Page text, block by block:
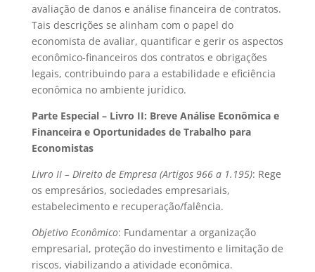
avaliação de danos e análise financeira de contratos.
Tais descrições se alinham com o papel do
economista de avaliar, quantificar e gerir os aspectos
econômico-financeiros dos contratos e obrigações
legais, contribuindo para a estabilidade e eficiência
econômica no ambiente jurídico.
Parte Especial – Livro II: Breve Análise Econômica e
Financeira e Oportunidades de Trabalho para
Economistas
Livro II – Direito de Empresa (Artigos 966 a 1.195): Rege
os empresários, sociedades empresariais,
estabelecimento e recuperação/falência.
Objetivo Econômico: Fundamentar a organização
empresarial, proteção do investimento e limitação de
riscos, viabilizando a atividade econômica.